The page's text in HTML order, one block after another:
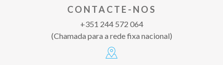
CONTACTE-NOS
+351 244 572 064
(Chamada para a rede fixa nacional)